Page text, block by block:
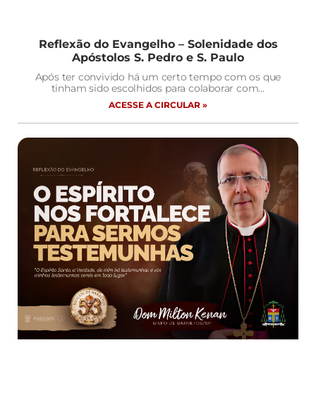
Reflexão do Evangelho – Solenidade dos
Apóstolos S. Pedro e S. Paulo
Após ter convivido há um certo tempo com os que
tinham sido escolhidos para colaborar com…
ACESSE A CIRCULAR »